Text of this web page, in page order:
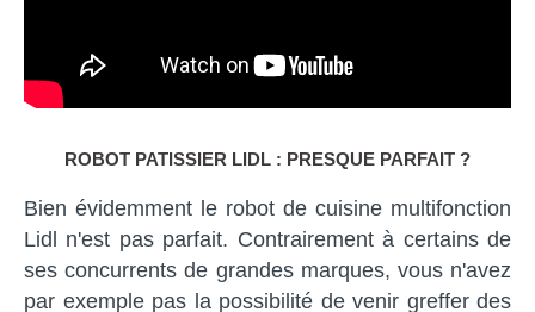
ROBOT PATISSIER LIDL : PRESQUE PARFAIT ?
Bien évidemment le robot de cuisine multifonction
Lidl n'est pas parfait. Contrairement à certains de
ses concurrents de grandes marques, vous n'avez
par exemple pas la possibilité de venir greffer des